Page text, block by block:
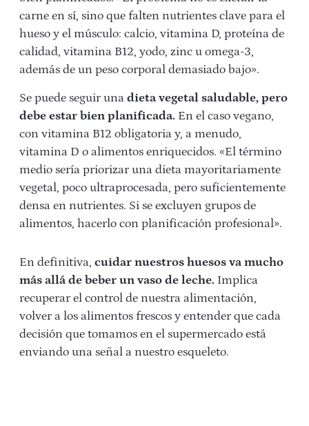
carne en sí, sino que falten nutrientes clave para el
hueso y el músculo: calcio, vitamina D, proteína de
calidad, vitamina B12, yodo, zinc u omega-3,
además de un peso corporal demasiado bajo».
Se puede seguir una dieta vegetal saludable, pero
debe estar bien planificada. En el caso vegano,
con vitamina B12 obligatoria y, a menudo,
vitamina D o alimentos enriquecidos. «El término
medio sería priorizar una dieta mayoritariamente
vegetal, poco ultraprocesada, pero suficientemente
densa en nutrientes. Si se excluyen grupos de
alimentos, hacerlo con planificación profesional».
En definitiva, cuidar nuestros huesos va mucho
más allá de beber un vaso de leche. Implica
recuperar el control de nuestra alimentación,
volver a los alimentos frescos y entender que cada
decisión que tomamos en el supermercado está
enviando una señal a nuestro esqueleto.